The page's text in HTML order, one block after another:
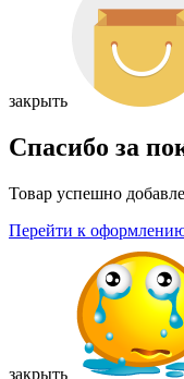
закрыть
Спасибо за
Товар успешно
Перейти к оформлению
закрыть